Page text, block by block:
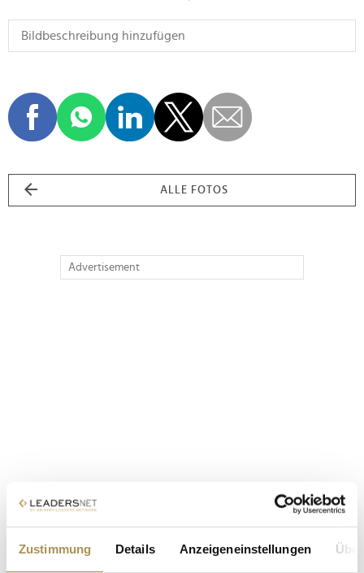
Zustimmung Details Anzeigeneinstellungen
ALLE FOTOS
Advertisement